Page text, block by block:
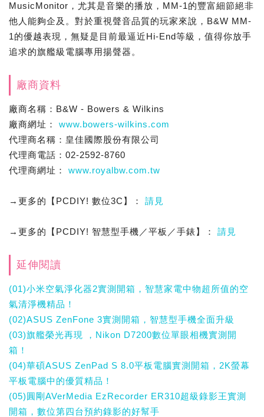
MusicMonitor，尤其是音樂的播放，MM-1的豐富細節絕非
他人能夠企及。對於重視聲音品質的玩家來說，B&W MM-
1的優越表現，無疑是目前最逼近Hi-End等級，值得你放手
追求的旗艦級電腦專用揚聲器。
廠商資料
廠商名稱：B&W - Bowers & Wilkins
廠商網址： www.bowers-wilkins.com
代理商名稱：皇佳國際股份有限公司
代理商電話：02-2592-8760
代理商網址： www.royalbw.com.tw
→更多的【PCDIY! 數位3C】： 請見
→更多的【PCDIY! 智慧型手機／平板／手錶】： 請見
延伸閱讀
(01)小米空氣淨化器2實測開箱，智慧家電中物超所值的空
氣清淨機精品！
(02)ASUS ZenFone 3實測開箱，智慧型手機全面升級
(03)旗艦榮光再現 ，Nikon D7200數位單眼相機實測開
箱！
(04)華碩ASUS ZenPad S 8.0平板電腦實測開箱，2K螢幕
平板電腦中的優質精品！
(05)圓剛AVerMedia EzRecorder ER310超級錄影王實測
開箱，數位第四台預約錄影的好幫手